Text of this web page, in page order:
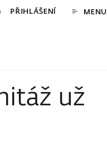
PŘIHLÁŠENÍ MENU
už